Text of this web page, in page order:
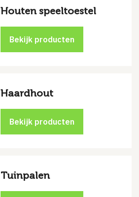
Houten speeltoestel
Haardhout
Tuinpalen